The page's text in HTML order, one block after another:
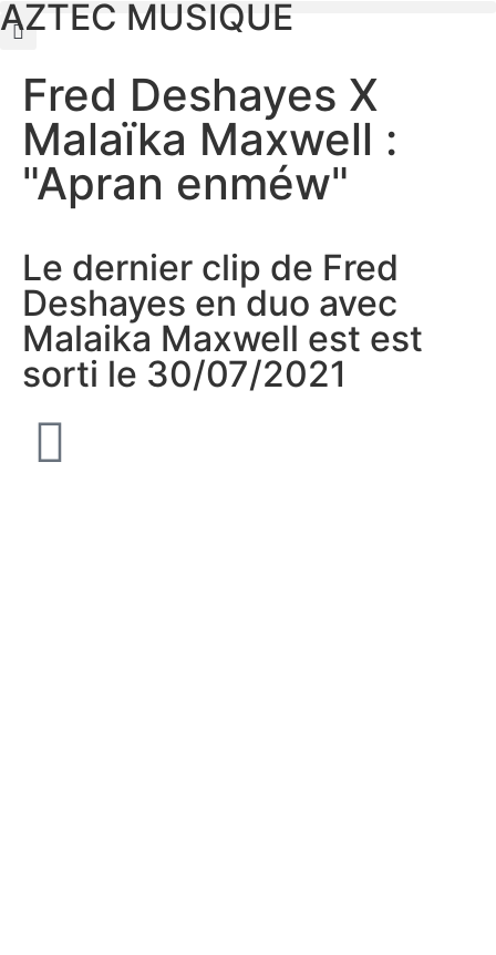
AZTEC MUSIQUE
Fred Deshayes X
Malaïka Maxwell :
"Apran enméw"
Le dernier clip de Fred
Deshayes en duo avec
Malaika Maxwell est est
sorti le 30/07/2021